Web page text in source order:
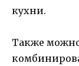
кухни.
Также